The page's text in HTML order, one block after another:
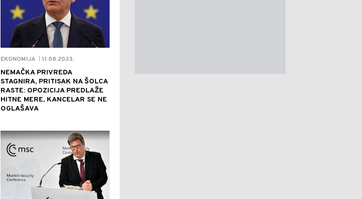
EKONOMIJA 11.08.2023.
NEMAČKA PRIVREDA
STAGNIRA, PRITISAK NA ŠOLCA
RASTE: OPOZICIJA PREDLAŽE
HITNE MERE, KANCELAR SE NE
OGLAŠAVA